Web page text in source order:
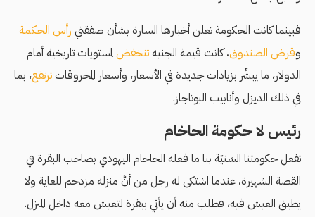
فبينما كانت الحكومة تعلن أخبارها السارة بشأن صفقتي رأس الحكمة
وقرض الصندوق، كانت قيمة الجنيه تنخفضلمستويات تاريخية أمام
الدولار، ما يبشِّر بزيادات جديدة في الأسعار، وأسعار المحروقات ترتفع، بما
في ذلك الديزل وأنابيب البوتاجاز.
رئيس لا حكومة الحاخام
تفعل حكومتنا السَنيّة بنا ما فعله الحاخام اليهودي بصاحب البقرة في
القصة الشهيرة، عندما اشتكى له رجل من أنَّ منزله مزدحم للغاية ولا
يطيق العيش فيه، فطلب منه أن يأتي ببقرة لتعيش معه داخل المنزل.